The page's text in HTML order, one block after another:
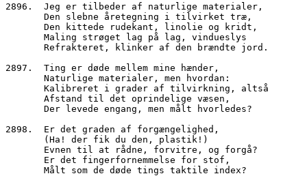
2896.  Jeg er tilbeder af naturlige materialer,
       Den slebne åretegning i tilvirket træ,
       Den kittede rudekant, linolie og kridt,
       Maling strøget lag på lag, vindueslys
       Refrakteret, klinker af den brændte jord.
2897.  Ting er døde mellem mine hænder,
       Naturlige materialer, men hvordan:
       Kalibreret i grader af tilvirkning, altså
       Afstand til det oprindelige væsen,
       Der levede engang, men målt hvorledes?
2898.  Er det graden af forgængelighed,
       (Ha! der fik du den, plastik!)
       Evnen til at rådne, forvitre, og forgå?
       Er det fingerfornemmelse for stof,
       Målt som de døde tings taktile index?